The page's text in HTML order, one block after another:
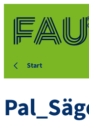
Start